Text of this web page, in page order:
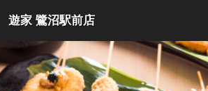
遊家 鷺沼駅前店